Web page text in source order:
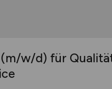
(m/w/d) für